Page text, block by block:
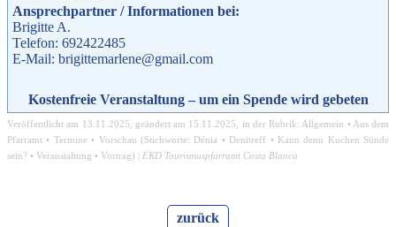
Ansprechpartner / Informationen bei:
Brigitte A.
Telefon: 692422485
E-Mail: brigittemarlene@gmail.com
Kostenfreie Veranstaltung – um ein Spende wird gebeten
Veröffentlicht am 13.11.2025 , geändert am 15.11.2025 , in der Rubrik: Allgemein • Aus dem
Pfarramt • Termine• Vorschau (Stichworte: Dénia • Denitreff • Kann denn Kuchen Sünde
sein? • Veranstaltung • Vortrag) | EKD Tourismuspfarramt Costa Blanca
zurück